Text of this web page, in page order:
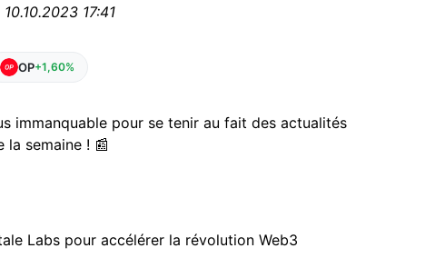
17:41
OP+1,60%
immanquable pour se tenir au fait des actualités
la semaine ! 📰
Labs pour accélérer la révolution Web3